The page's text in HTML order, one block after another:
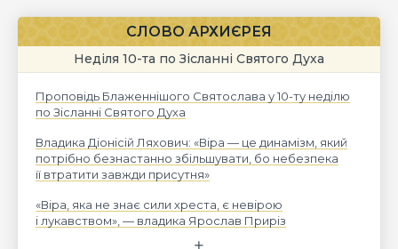
СЛОВО АРХИЄРЕЯ
Неділя 10-та по Зісланні Святого Духа
Проповідь Блаженнішого Святослава у 10-ту неділю
по Зісланні Святого Духа
Владика Діонісій Ляхович: «Віра — це динамізм, який
потрібно безнастанно збільшувати, бо небезпека
її втратити завжди присутня»
«Віра, яка не знає сили хреста, є невірою
і лукавством», — владика Ярослав Приріз